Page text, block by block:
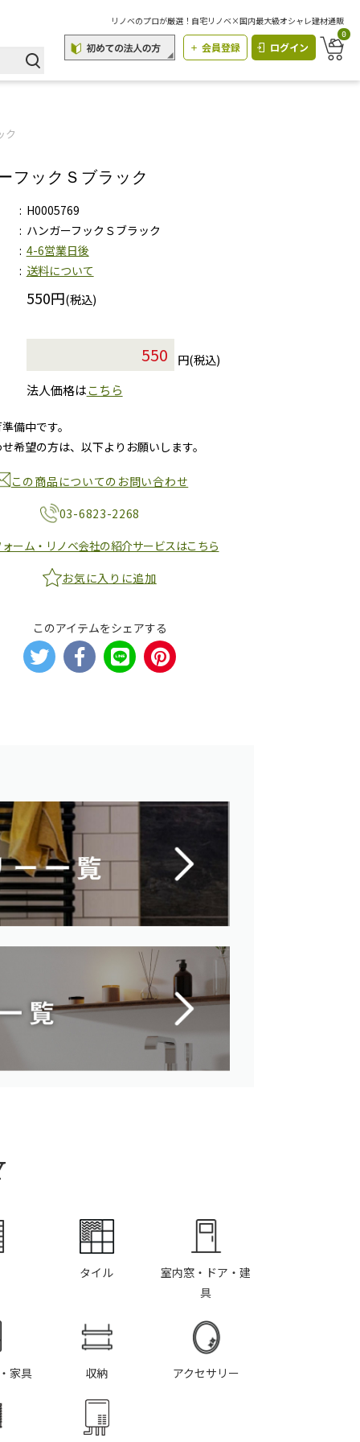
リノベのプロが厳選！自宅リノベ×国内最大級オシャレ建材通販
会員登録 ログイン
0
ク
フックＳブラック
H0005769
ハンガーフックＳブラック
4-6営業日後
送料について
550円(税込)
円(税込)
法人価格はこちら
備中です。
希望の方は、以下よりお願いします。
この商品についてのお問い合わせ
03-6823-2268
ォーム・リノベ会社の紹介サービスはこちら
お気に入りに追加
このアイテムをシェアする
タイル
室内窓・ドア・建
具
家具 収納 アクセサリー